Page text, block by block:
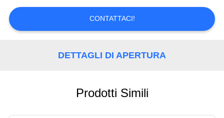
UNA
CITAZIONE
CONTATTACI!
DETTAGLI DI APERTURA
Prodotti Simili